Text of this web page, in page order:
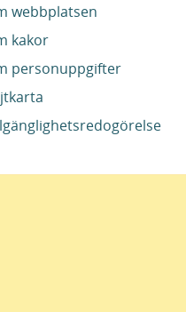
webbplatsen
kakor
personuppgifter
kultur och hälso- och